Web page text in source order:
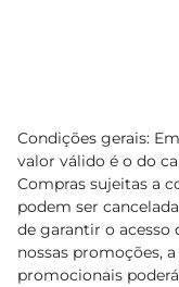
Condições gerais:
valor válido é o do
Compras sujeitas a
podem ser
de garantir o
nossas promoções,
promocionais